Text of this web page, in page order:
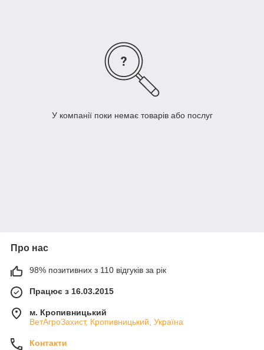
У компанії поки немає товарів або послуг
Про нас
98% позитивних з 110 відгуків за рік
Працює з 16.03.2015
м. Кропивницький
ВетАгроЗахист, Кропивницький, Україна
Контакти